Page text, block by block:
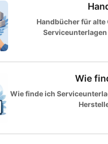
Handbücher für alte
Wie
Wie finde ich